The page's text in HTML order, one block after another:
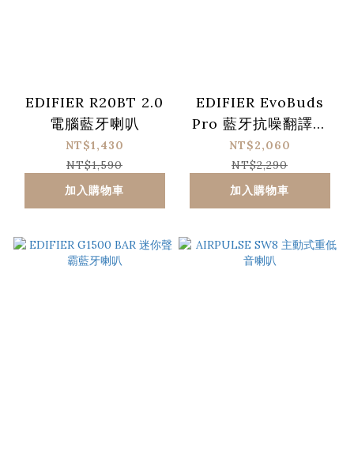
EDIFIER R20BT 2.0
電腦藍牙喇叭
NT$1,430
NT$1,590
加入購物車
EDIFIER EvoBuds
Pro 藍牙抗噪翻譯耳
機
NT$2,060
NT$2,290
加入購物車